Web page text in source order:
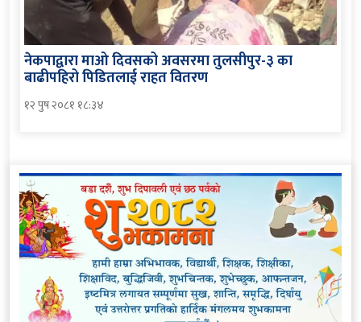
नेकपाद्वारा माओ दिवसको अवसरमा तुलसीपुर-३ का
बाढीपहिरो पिडितलाई राहत वितरण
१२ पुष २०८१ १८:३४